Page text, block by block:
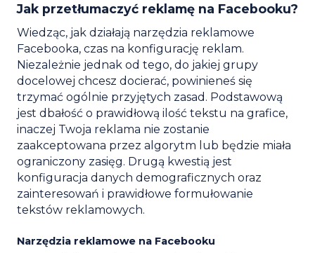
Jak przetłumaczyć reklamę na Facebooku?
Wiedząc, jak działają narzędzia reklamowe
Facebooka, czas na konfigurację reklam.
Niezależnie jednak od tego, do jakiej grupy
docelowej chcesz docierać, powinieneś się
trzymać ogólnie przyjętych zasad. Podstawową
jest dbałość o prawidłową ilość tekstu na grafice,
inaczej Twoja reklama nie zostanie
zaakceptowana przez algorytm lub będzie miała
ograniczony zasięg. Drugą kwestią jest
konfiguracja danych demograficznych oraz
zainteresowań i prawidłowe formułowanie
tekstów reklamowych.
Narzędzia reklamowe na Facebooku